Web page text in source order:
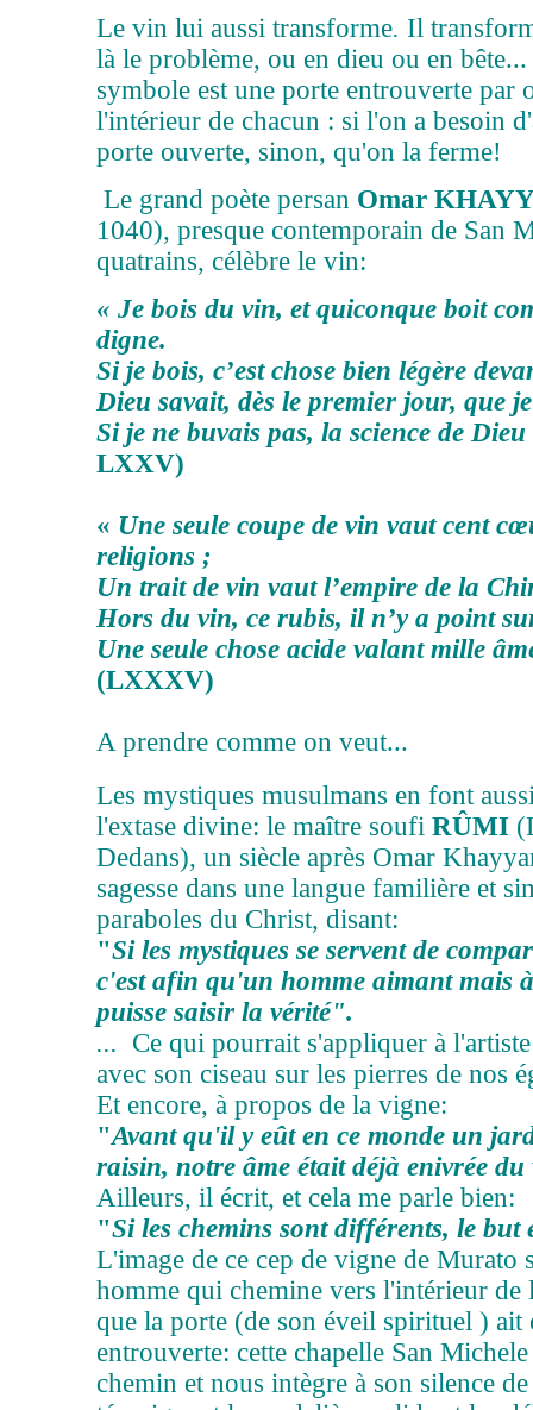
Le vin lui aussi transforme. Il
là le problème, ou en dieu ou en
symbole est une porte entrouverte par
l'intérieur de chacun : si l'on a besoin
porte ouverte, sinon, qu'on la ferme!
Le grand poète persan Omar
1040), presque contemporain de San
quatrains, célèbre le vin:
« Je bois du vin, et quiconque boit
digne.
Si je bois, c’est chose bien légère
Dieu savait, dès le premier jour, que
Si je ne buvais pas, la science de
LXXV)
« Une seule coupe de vin vaut cent
religions ;
Un trait de vin vaut l’empire de la
Hors du vin, ce rubis, il n’y a point
Une seule chose acide valant mille
(LXXXV)
A prendre comme on veut...
Les mystiques musulmans en font
l'extase divine: le maître soufi RÛMI
Dedans), un siècle après Omar
sagesse dans une langue familière et
paraboles du Christ, disant:
"Si les mystiques se servent de
c'est afin qu'un homme aimant mais
puisse saisir la vérité".
... Ce qui pourrait s'appliquer à
avec son ciseau sur les pierres de nos
Et encore, à propos de la vigne:
"Avant qu'il y eût en ce monde un
raisin, notre âme était déjà enivrée
Ailleurs, il écrit, et cela me parle bien:
"Si les chemins sont différents, le but
L'image de ce cep de vigne de Murato
homme qui chemine vers l'intérieur
que la porte (de son éveil spirituel ) ait
entrouverte: cette chapelle San
chemin et nous intègre à son silence